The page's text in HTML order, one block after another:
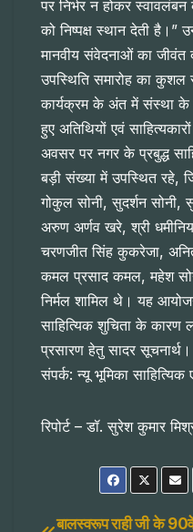
पर निर्भर न होकर
को निष्पक्ष स्थान देती है।”
मानवीय संवेदनाओं का जीवंत
उपस्थिति समारोह का
कार्यक्रम के अंत में संस्था के
हुए अतिथियों एवं
अवसर पर नगर के प्रबुद्ध
बड़ी संख्या में उपस्थित रहे,
​गोकुल सोनी, सुदर्शन सोनी,
​अरुण अर्णव खरे, श्री
​चरणजीत सिंह कुकरेजा,
​कमल प्रसाद कमल, महेश
निर्मल शामिल थे। यह
साहित्यिक शुचिता के कारण
​प्रसारण हेतु सादर सूचनार्थ।
​संपर्क: न्यू भूमिका
रिपोर्ट – डॉ. सुरेश कुमार
बालस्वरूप राही जी के